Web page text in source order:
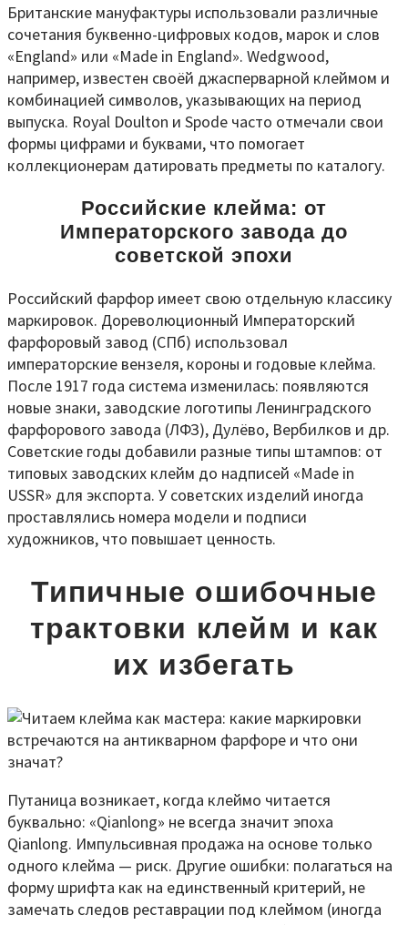
Британские мануфактуры использовали различные
сочетания буквенно-цифровых кодов, марок и слов
«England» или «Made in England». Wedgwood,
например, известен своёй джасперварной клеймом и
комбинацией символов, указывающих на период
выпуска. Royal Doulton и Spode часто отмечали свои
формы цифрами и буквами, что помогает
коллекционерам датировать предметы по каталогу.
Российские клейма: от
Императорского завода до
советской эпохи
Российский фарфор имеет свою отдельную классику
маркировок. Дореволюционный Императорский
фарфоровый завод (СПб) использовал
императорские вензеля, короны и годовые клейма.
После 1917 года система изменилась: появляются
новые знаки, заводские логотипы Ленинградского
фарфорового завода (ЛФЗ), Дулёво, Вербилков и др.
Советские годы добавили разные типы штампов: от
типовых заводских клейм до надписей «Made in
USSR» для экспорта. У советских изделий иногда
проставлялись номера модели и подписи
художников, что повышает ценность.
Типичные ошибочные
трактовки клейм и как
их избегать
Путаница возникает, когда клеймо читается
буквально: «Qianlong» не всегда значит эпоха
Qianlong. Импульсивная продажа на основе только
одного клейма — риск. Другие ошибки: полагаться на
форму шрифта как на единственный критерий, не
замечать следов реставрации под клеймом (иногда